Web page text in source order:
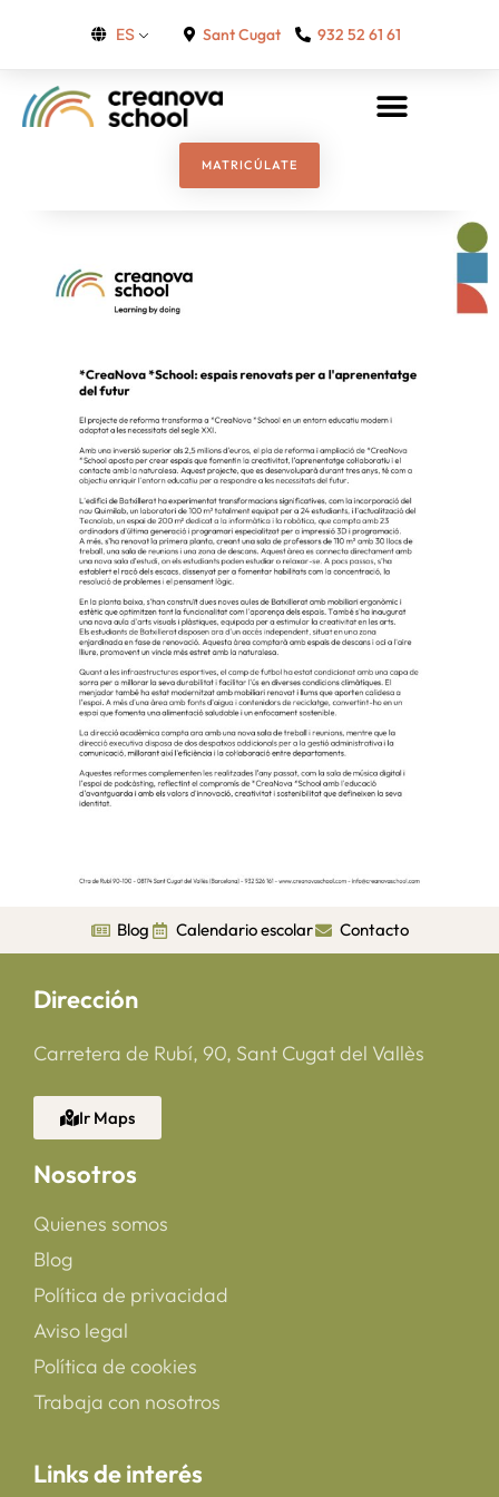
ES Sant Cugat 932 52 61 61
MATRICÚLATE
Blog Calendario escolar Contacto
Dirección
Carretera de Rubí, 90, Sant Cugat del Vallès
Ir Maps
Nosotros
Quienes somos
Blog
Política de privacidad
Aviso legal
Política de cookies
Trabaja con nosotros
Links de interés